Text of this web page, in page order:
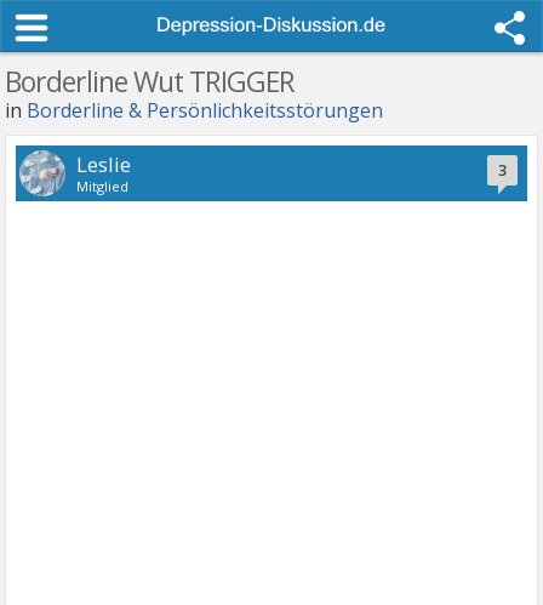
Borderline Wut TRIGGER
in Borderline & Persönlichkeitsstörungen
3
Leslie
Mitglied